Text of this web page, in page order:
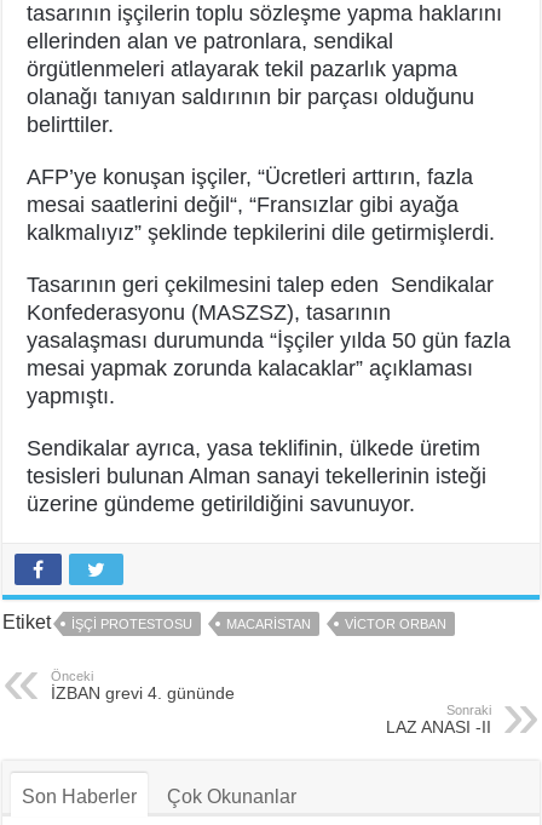
tasarının işçilerin toplu sözleşme yapma haklarını
ellerinden alan ve patronlara, sendikal
örgütlenmeleri atlayarak tekil pazarlık yapma
olanağı tanıyan saldırının bir parçası olduğunu
belirttiler.
AFP’ye konuşan işçiler, “Ücretleri arttırın, fazla
mesai saatlerini değil“, “Fransızlar gibi ayağa
kalkmalıyız” şeklinde tepkilerini dile getirmişlerdi.
Tasarının geri çekilmesini talep eden Sendikalar
Konfederasyonu (MASZSZ), tasarının
yasalaşması durumunda “İşçiler yılda 50 gün fazla
mesai yapmak zorunda kalacaklar” açıklaması
yapmıştı.
Sendikalar ayrıca, yasa teklifinin, ülkede üretim
tesisleri bulunan Alman sanayi tekellerinin isteği
üzerine gündeme getirildiğini savunuyor.
Etiket IŞÇI PROTESTOSU MACARISTAN VICTOR ORBAN
Önceki
İZBAN grevi 4. gününde
Sonraki
LAZ ANASI -II
Son Haberler Çok Okunanlar